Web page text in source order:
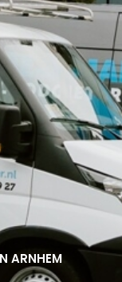
ARNHEM
ARNHEM
ARNHEM